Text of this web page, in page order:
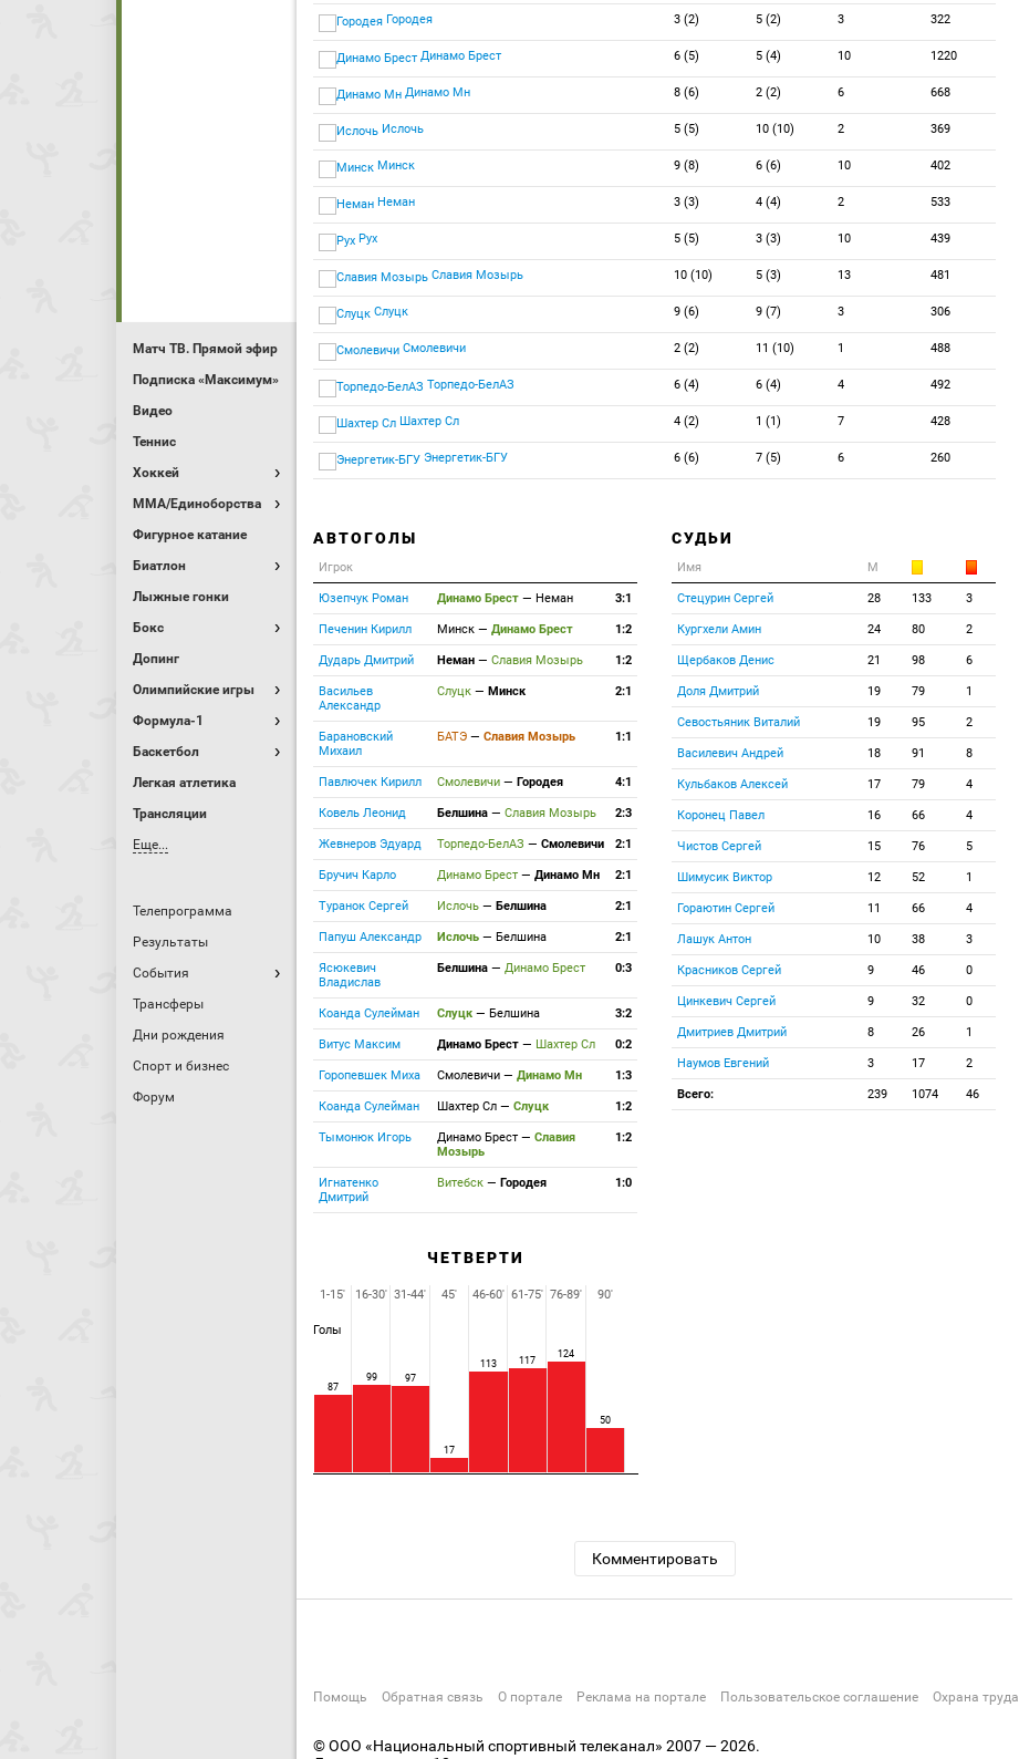
Матч ТВ. Прямой эфир
Подписка «Максимум»
Видео
Теннис
Хоккей
MMA/Единоборства
Фигурное катание
Биатлон
Лыжные гонки
Бокс
Допинг
Олимпийские игры
Формула-1
Баскетбол
Легкая атлетика
Трансляции
Еще...
Телепрограмма
Результаты
События
Трансферы
Дни рождения
Спорт и бизнес
Форум
Городея 3 (2) 5 (2) 3 322
Динамо Брест 6 (5) 5 (4) 10 1220
Динамо Мн 8 (6) 2 (2) 6 668
Ислочь 5 (5) 10 (10) 2 369
Минск 9 (8) 6 (6) 10 402
Неман 3 (3) 4 (4) 2 533
Рух 5 (5) 3 (3) 10 439
Славия Мозырь 10 (10) 5 (3) 13 481
Слуцк 9 (6) 9 (7) 3 306
Смолевичи 2 (2) 11 (10) 1 488
Торпедо-БелАЗ 6 (4) 6 (4) 4 492
Шахтер Сл 4 (2) 1 (1) 7 428
Энергетик-БГУ 6 (6) 7 (5) 6 260
АВТОГОЛЫ
Игрок
Юзепчук Роман Динамо Брест — Неман 3:1
Печенин Кирилл Минск — Динамо Брест 1:2
Дударь Дмитрий Неман — Славия Мозырь 1:2
Васильев
Александр
Слуцк — Минск 2:1
Барановский
Михаил
БАТЭ — Славия Мозырь 1:1
Павлючек Кирилл Смолевичи — Городея 4:1
Ковель Леонид Белшина — Славия Мозырь 2:3
Жевнеров Эдуард Торпедо-БелАЗ — Смолевичи 2:1
Бручич Карло Динамо Брест — Динамо Мн 2:1
Туранок Сергей Ислочь — Белшина 2:1
Папуш Александр Ислочь — Белшина 2:1
Ясюкевич
Владислав
Белшина — Динамо Брест 0:3
Коанда Сулейман Слуцк — Белшина 3:2
Витус Максим Динамо Брест — Шахтер Сл 0:2
Горопевшек Миха Смолевичи — Динамо Мн 1:3
Коанда Сулейман Шахтер Сл — Слуцк 1:2
Тымонюк Игорь Динамо Брест — Славия
Мозырь
1:2
Игнатенко
Дмитрий
Витебск — Городея 1:0
ЧЕТВЕРТИ
Голы
87
99 97
17
113 117
124
50
1-15' 16-30' 31-44' 45' 46-60' 61-75' 76-89' 90'
СУДЬИ
Имя М
Стецурин Сергей 28 133 3
Кургхели Амин 24 80 2
Щербаков Денис 21 98 6
Доля Дмитрий 19 79 1
Севостьяник Виталий 19 95 2
Василевич Андрей 18 91 8
Кульбаков Алексей 17 79 4
Коронец Павел 16 66 4
Чистов Сергей 15 76 5
Шимусик Виктор 12 52 1
Гораютин Сергей 11 66 4
Лашук Антон 10 38 3
Красников Сергей 9 46 0
Цинкевич Сергей 9 32 0
Дмитриев Дмитрий 8 26 1
Наумов Евгений 3 17 2
Всего: 239 1074 46
Комментировать
Помощь Обратная связь О портале Реклама на портале Пользовательское соглашение Охрана труда
© ООО «Национальный спортивный телеканал» 2007 — 2026.